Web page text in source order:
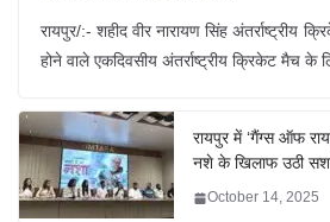
रायपुर/:- शहीद वीर नारायण सिंह अंतर्राष्ट्रीय
होने वाले एकदिवसीय अंतर्राष्ट्रीय क्रिकेट मैच के
रायपुर में ‘गैंग्स ऑफ
नशे के खिलाफ उठी
October 14, 2025